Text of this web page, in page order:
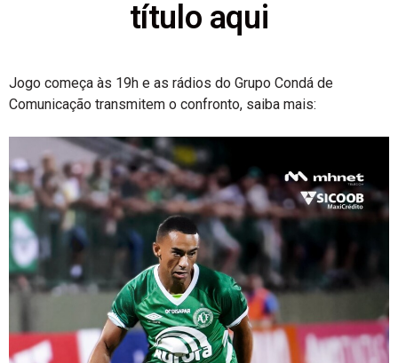
título aqui
Jogo começa às 19h e as rádios do Grupo Condá de
Comunicação transmitem o confronto, saiba mais: